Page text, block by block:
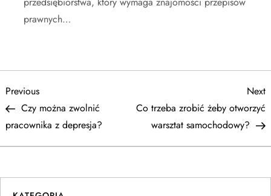
prawnych…
N
a
w
i
Previous
Post
Previous
Czy można zwolnić
pracownika z depresja?
Next
Co trzeba zrobić żeby otworzyć
warsztat samochodowy?